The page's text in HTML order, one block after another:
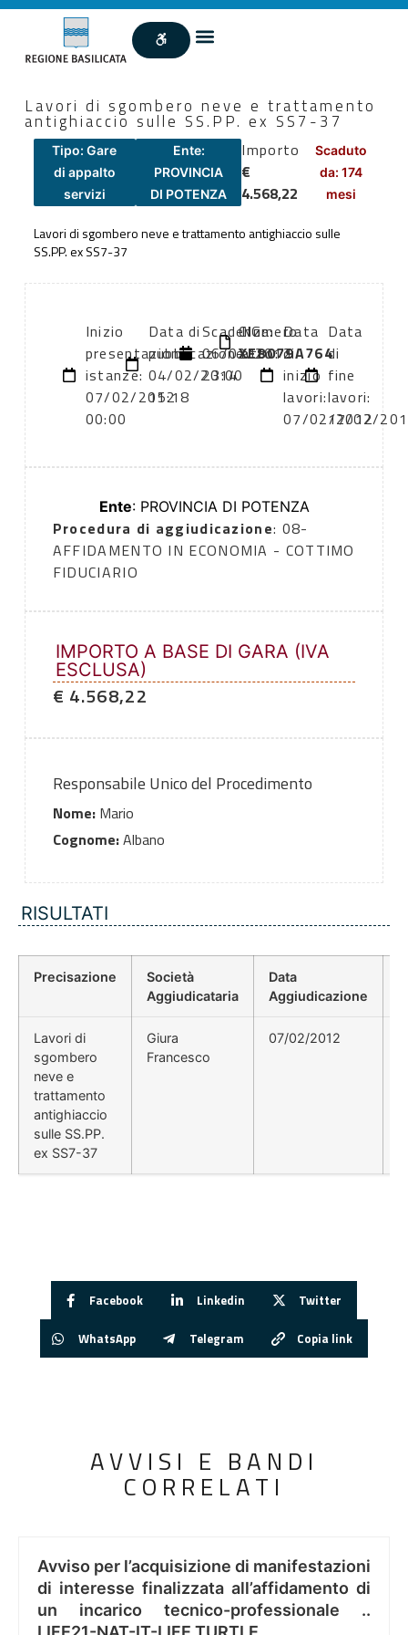
Lavori di sgombero neve e trattamento
antighiaccio sulle SS.PP. ex SS7-37
Tipo: Gare
di appalto
servizi
Ente:
PROVINCIA
DI POTENZA
Importo
€
4.568,22
Scaduto
da: 174
mesi
Lavori di sgombero neve e trattamento antighiaccio sulle
SS.PP. ex SS7-37
Inizio
presentazione
istanze:
07/02/2012
00:00
Data di
pubblicazione:
04/02/2014
15:18
Scadenza:
06/02/2012
23:00
Numero
atto:
CIG:
XE8079A764
Data
di
inizio
lavori:
07/02/2012
Data
di
fine
lavori:
17/02/
Ente: PROVINCIA DI POTENZA
Procedura di aggiudicazione: 08-
AFFIDAMENTO IN ECONOMIA - COTTIMO
FIDUCIARIO
IMPORTO A BASE DI GARA (IVA
ESCLUSA)
€ 4.568,22
Responsabile Unico del Procedimento
Nome:Mario
Cognome:Albano
RISULTATI
Precisazione
Società
Aggiudicataria
Data
Aggiudicazione
Lavori di
sgombero
neve e
trattamento
antighiaccio
sulle SS.PP.
ex SS7-37
Giura
Francesco
07/02/2012
Facebook Linkedin Twitter
WhatsApp Telegram Copia link
AVVISI E BANDI
CORRELATI
Avviso per l’acquisizione di manifestazioni
di interesse finalizzata all’affidamento di
un incarico tecnico-professionale ..